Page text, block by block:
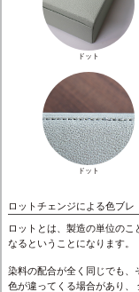
ドット
ドット
ロットチェンジによる色ブレ
ロットとは、製造の単位の
なるということになります。
染料の配合が全く同じでも、
色が違ってくる場合があり、